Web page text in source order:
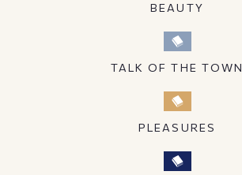
BEAUTY
TALK OF THE TOWN
PLEASURES